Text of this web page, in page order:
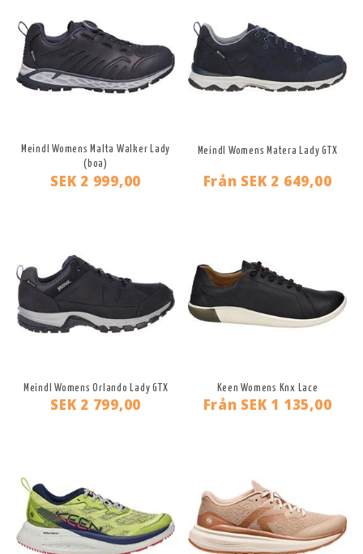
Meindl Womens Malta Walker Lady
(boa)
SEK 2 999,00
Meindl Womens Matera Lady GTX
Från SEK 2 649,00
Meindl Womens Orlando Lady GTX
SEK 2 799,00
Keen Womens Knx Lace
Från SEK 1 135,00